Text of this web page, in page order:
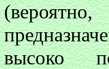
высоко